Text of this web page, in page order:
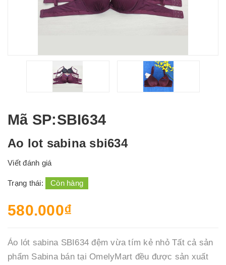
Mã SP:SBI634
Ao lot sabina sbi634
Viết đánh giá
Trạng thái: Còn hàng
580.000₫
Áo lót sabina SBI634 đệm vừa tím kẻ nhỏ Tất cả sản
phẩm Sabina bán tại OmelyMart đều được sản xuất